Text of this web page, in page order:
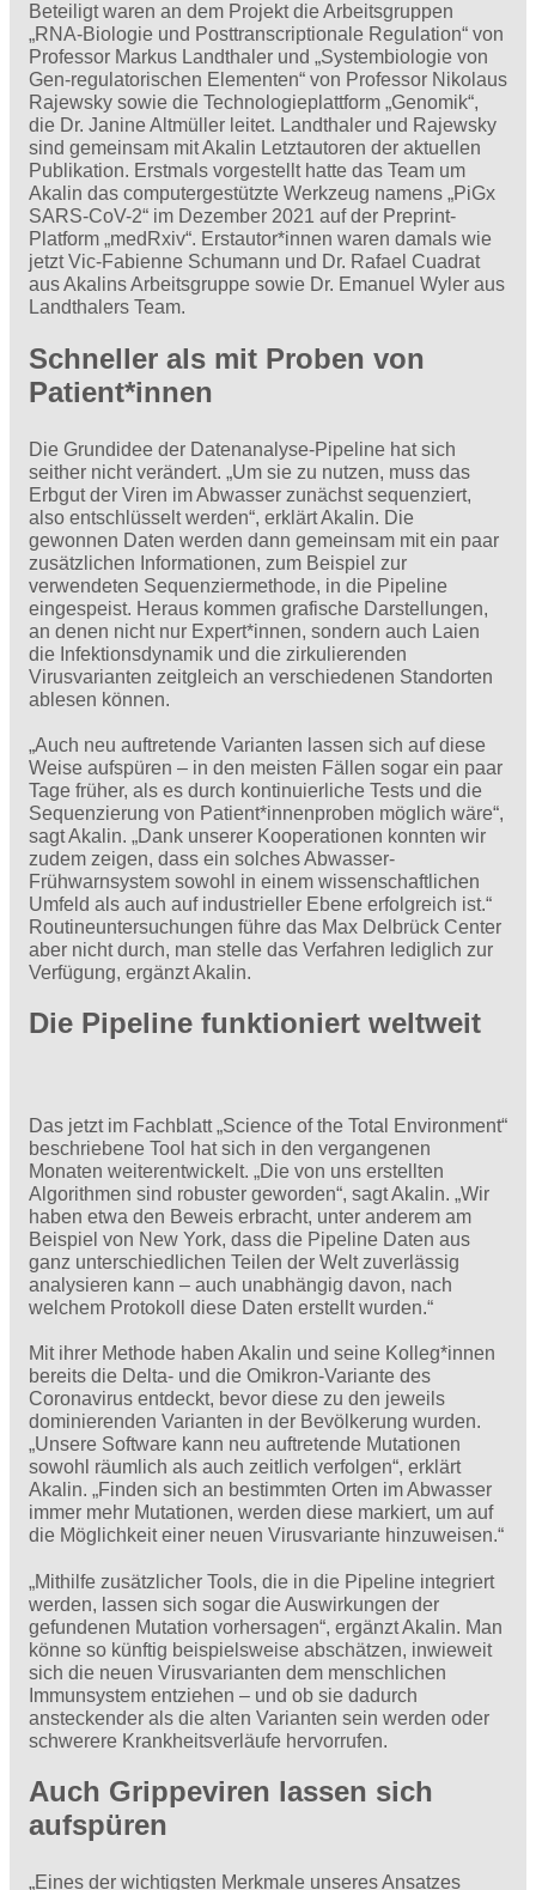
Beteiligt waren an dem Projekt die Arbeitsgruppen
„RNA-Biologie und Posttranscriptionale Regulation“ von
Professor Markus Landthaler und „Systembiologie von
Gen-regulatorischen Elementen“ von Professor Nikolaus
Rajewsky sowie die Technologieplattform „Genomik“,
die Dr. Janine Altmüller leitet. Landthaler und Rajewsky
sind gemeinsam mit Akalin Letztautoren der aktuellen
Publikation. Erstmals vorgestellt hatte das Team um
Akalin das computergestützte Werkzeug namens „PiGx
SARS-CoV-2“ im Dezember 2021 auf der Preprint-
Platform „medRxiv“. Erstautor*innen waren damals wie
jetzt Vic-Fabienne Schumann und Dr. Rafael Cuadrat
aus Akalins Arbeitsgruppe sowie Dr. Emanuel Wyler aus
Landthalers Team.
Schneller als mit Proben von
Patient*innen
Die Grundidee der Datenanalyse-Pipeline hat sich
seither nicht verändert. „Um sie zu nutzen, muss das
Erbgut der Viren im Abwasser zunächst sequenziert,
also entschlüsselt werden“, erklärt Akalin. Die
gewonnen Daten werden dann gemeinsam mit ein paar
zusätzlichen Informationen, zum Beispiel zur
verwendeten Sequenziermethode, in die Pipeline
eingespeist. Heraus kommen grafische Darstellungen,
an denen nicht nur Expert*innen, sondern auch Laien
die Infektionsdynamik und die zirkulierenden
Virusvarianten zeitgleich an verschiedenen Standorten
ablesen können.
„Auch neu auftretende Varianten lassen sich auf diese
Weise aufspüren – in den meisten Fällen sogar ein paar
Tage früher, als es durch kontinuierliche Tests und die
Sequenzierung von Patient*innenproben möglich wäre“,
sagt Akalin. „Dank unserer Kooperationen konnten wir
zudem zeigen, dass ein solches Abwasser-
Frühwarnsystem sowohl in einem wissenschaftlichen
Umfeld als auch auf industrieller Ebene erfolgreich ist.“
Routineuntersuchungen führe das Max Delbrück Center
aber nicht durch, man stelle das Verfahren lediglich zur
Verfügung, ergänzt Akalin.
Die Pipeline funktioniert weltweit
Das jetzt im Fachblatt „Science of the Total Environment“
beschriebene Tool hat sich in den vergangenen
Monaten weiterentwickelt. „Die von uns erstellten
Algorithmen sind robuster geworden“, sagt Akalin. „Wir
haben etwa den Beweis erbracht, unter anderem am
Beispiel von New York, dass die Pipeline Daten aus
ganz unterschiedlichen Teilen der Welt zuverlässig
analysieren kann – auch unabhängig davon, nach
welchem Protokoll diese Daten erstellt wurden.“
Mit ihrer Methode haben Akalin und seine Kolleg*innen
bereits die Delta- und die Omikron-Variante des
Coronavirus entdeckt, bevor diese zu den jeweils
dominierenden Varianten in der Bevölkerung wurden.
„Unsere Software kann neu auftretende Mutationen
sowohl räumlich als auch zeitlich verfolgen“, erklärt
Akalin. „Finden sich an bestimmten Orten im Abwasser
immer mehr Mutationen, werden diese markiert, um auf
die Möglichkeit einer neuen Virusvariante hinzuweisen.“
„Mithilfe zusätzlicher Tools, die in die Pipeline integriert
werden, lassen sich sogar die Auswirkungen der
gefundenen Mutation vorhersagen“, ergänzt Akalin. Man
könne so künftig beispielsweise abschätzen, inwieweit
sich die neuen Virusvarianten dem menschlichen
Immunsystem entziehen – und ob sie dadurch
ansteckender als die alten Varianten sein werden oder
schwerere Krankheitsverläufe hervorrufen.
Auch Grippeviren lassen sich
aufspüren
„Eines der wichtigsten Merkmale unseres Ansatzes